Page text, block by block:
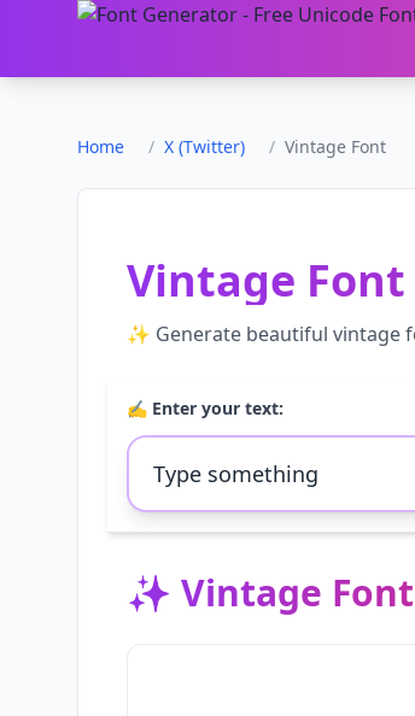
Home / X (Twitter) / Vintage Font
Vintage
✨ Generate beautiful vintage
✍️ Enter your text:
✨ Vintage